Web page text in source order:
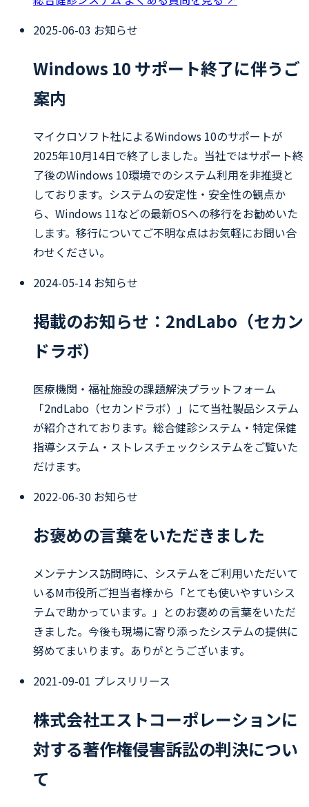
2025-06-03 お知らせ
Windows 10 サポート終了に伴うご
案内
マイクロソフト社によるWindows 10のサポートが
2025年10月14日で終了しました。当社ではサポート終
了後のWindows 10環境でのシステム利用を非推奨と
しております。システムの安定性・安全性の観点か
ら、Windows 11などの最新OSへの移行をお勧めいた
します。移行についてご不明な点はお気軽にお問い合
わせください。
2024-05-14 お知らせ
掲載のお知らせ：2ndLabo（セカン
ドラボ）
医療機関・福祉施設の課題解決プラットフォーム
「2ndLabo（セカンドラボ）」にて当社製品システム
が紹介されております。総合健診システム・特定保健
指導システム・ストレスチェックシステムをご覧いた
だけます。
2022-06-30 お知らせ
お褒めの言葉をいただきました
メンテナンス訪問時に、システムをご利用いただいて
いるM市役所ご担当者様から「とても使いやすいシス
テムで助かっています。」とのお褒めの言葉をいただ
きました。今後も現場に寄り添ったシステムの提供に
努めてまいります。ありがとうございます。
2021-09-01 プレスリリース
株式会社エストコーポレーションに
対する著作権侵害訴訟の判決につい
て